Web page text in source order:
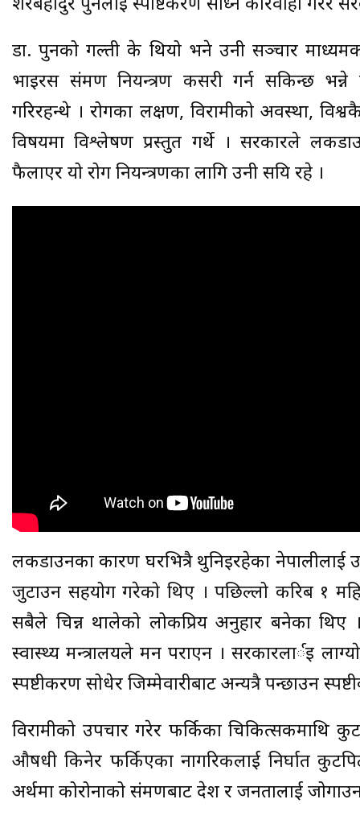
शेरबहादुर पुनलाई स्पष्टिकरण सोध्ने कारवाही गरेर
डा. पुनको गल्ती के थियो भने उनी सञ्चार
भाइरस संक्रमण नियन्त्रण कसरी गर्न सकिन्छ
गरिरहन्थे । रोगका लक्षण, विरामीको अवस्था,
विषयमा विश्लेषण प्रस्तुत गर्थे । सरकारले
फैलाएर यो रोग नियन्त्रणका लागि उनी सक्रिय रहे ।
लकडाउनका कारण घरभित्रै थुनिइरहेका
जुटाउन सहयोग गरेको थिए । पछिल्लो करिब १
सबैले चिन्न थालेको लोकप्रिय अनुहार बनेका
स्वास्थ्य मन्त्रालयले मन पराएन । सरकारलार्इ
स्पष्टीकरण सोधेर जिम्मेवारीबाट अन्यत्रै पन्छाउन
विरामीको उपचार गरेर फर्किका चिकित्सकमाथि
औषधी किनेर फर्किएका नागरिकलाई निर्घात
अर्थमा कोरोनाको संक्रमणबाट देश र जनतालाई